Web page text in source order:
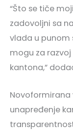
“Što se tiče
zadovoljni sa
vlada u punom
mogu za
kantona,”
unapređenje